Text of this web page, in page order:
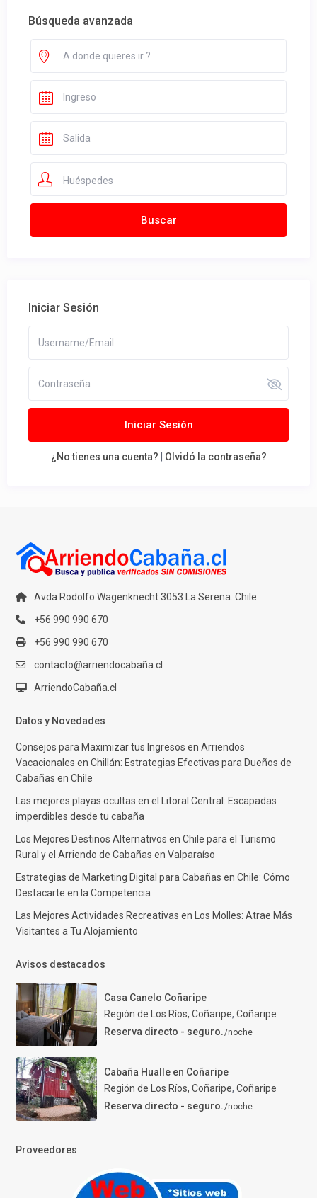
Búsqueda avanzada
Huéspedes
Iniciar Sesión
Iniciar Sesión
¿No tienes una cuenta? Olvidó la contraseña?
Avda Rodolfo Wagenknecht 3053 La Serena. Chile
+56 990 990 670
+56 990 990 670
contacto@arriendocabaña.cl
ArriendoCabaña.cl
Datos y Novedades
Consejos para Maximizar tus Ingresos en Arriendos
Vacacionales en Chillán: Estrategias Efectivas para Dueños de
Cabañas en Chile
Las mejores playas ocultas en el Litoral Central: Escapadas
imperdibles desde tu cabaña
Los Mejores Destinos Alternativos en Chile para el Turismo
Rural y el Arriendo de Cabañas en Valparaíso
Estrategias de Marketing Digital para Cabañas en Chile: Cómo
Destacarte en la Competencia
Las Mejores Actividades Recreativas en Los Molles: Atrae Más
Visitantes a Tu Alojamiento
Avisos destacados
Casa Canelo Coñaripe
Región de Los Ríos, Coñaripe, Coñaripe
Reserva directo - seguro./noche
Cabaña Hualle en Coñaripe
Región de Los Ríos, Coñaripe, Coñaripe
Reserva directo - seguro./noche
Proveedores